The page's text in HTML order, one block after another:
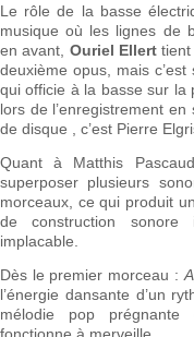
Le rôle de la basse
musique où les lignes de
en avant, Ouriel Ellert
deuxième opus, mais
qui officie à la basse sur la
lors de l’enregistrement
de disque , c’est Pierre
Quant à Matthis
superposer plusieurs
morceaux, ce qui produit
de construction
implacable.
Dès le premier morceau :
l’énergie dansante d’un
mélodie pop prégnante